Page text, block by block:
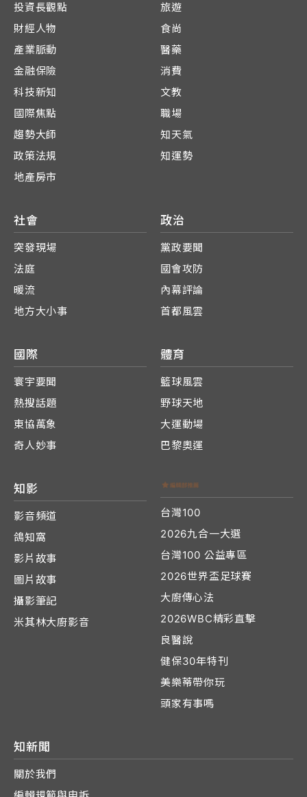
投資長觀點
財經人物
產業脈動
金融保險
科技新知
國際焦點
趨勢大師
政策法規
地產房市
旅遊
食尚
醫藥
消費
文教
職場
知天氣
知運勢
社會
突發現場
法庭
暖流
地方大小事
政治
黨政要聞
國會攻防
內幕評論
首都風雲
國際
寰宇要聞
熱搜話題
東協萬象
奇人妙事
體育
籃球風雲
野球天地
大運動場
巴黎奧運
知影
影音頻道
鴿知窩
影片故事
圖片故事
攝影筆記
米其林大廚影音
台灣100
2026九合一大選
台灣100 公益專區
2026世界盃足球賽
大廚傳心法
2026WBC精彩直擊
良醫說
健保30年特刊
美樂蒂帶你玩
頭家有事嗎
知新聞
關於我們